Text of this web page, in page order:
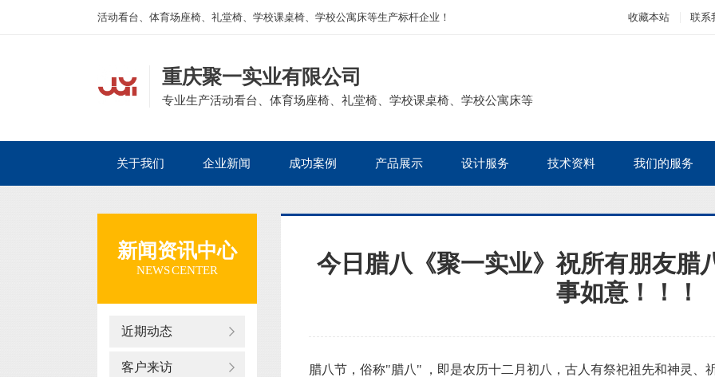
活动看台、体育场座椅、礼堂椅、学校课桌椅、学校公寓床等生产标杆企业！ 收藏本站 联系
重庆聚一实业有限公司
专业生产活动看台、体育场座椅、礼堂椅、学校课桌椅、学校公寓床等
关于我们 企业新闻 成功案例 产品展示 设计服务 技术资料 我们的服务
新闻资讯中心
NEWS CENTER
近期动态
客户来访
今日腊八《聚一实业》祝所有朋友腊
事如意！！！
腊八节，俗称"腊八" ，即是农历十二月初八，古人有祭祀祖先和神灵、